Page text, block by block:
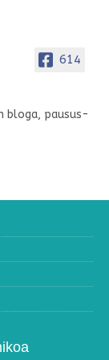
614
bloga, pausus-